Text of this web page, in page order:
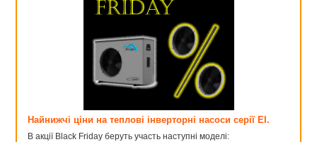
Найнижчі ціни на теплові інверторні насоси серії EI.
В акції Black Friday беруть участь наступні моделі: